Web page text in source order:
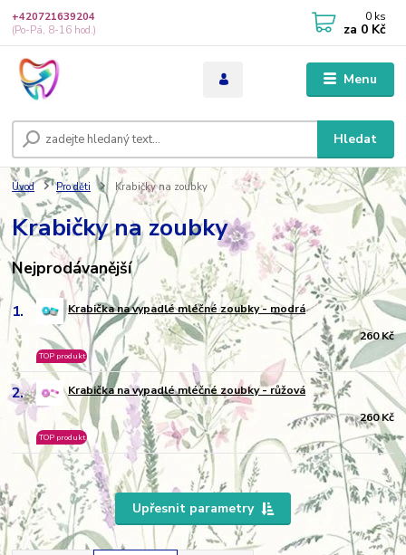
Menu
Hledat
+420721639204
(Po-Pá, 8-16 hod.)
0 ks
za 0 Kč
Úvod Pro děti Krabičky na zoubky
Krabičky na zoubky
Nejprodávanější
1. Krabička na vypadlé mléčné zoubky - modrá
TOP produkt
260 Kč
2. Krabička na vypadlé mléčné zoubky - růžová
TOP produkt
260 Kč
Upřesnit parametry